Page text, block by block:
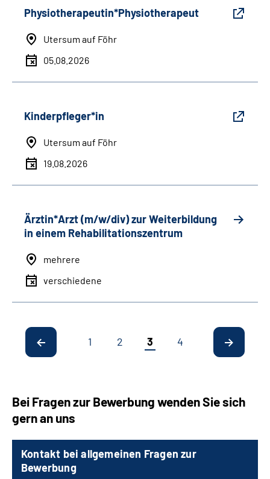
Physiotherapeutin*Physiotherapeut
Utersum auf Föhr
05.08.2026
Kinderpfleger*in
Utersum auf Föhr
19.08.2026
Ärztin*Arzt (m/w/div) zur Weiterbildung
in einem Rehabilitationszentrum
mehrere
verschiedene
1 2 3 4
Bei Fragen zur Bewerbung wenden Sie sich
gern an uns
Kontakt bei allgemeinen Fragen zur
Bewerbung